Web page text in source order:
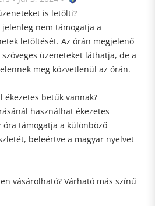
is letölti?
jelenleg nem támogatja a
letöltését. Az órán megjelenő
üzeneteket láthatja, de a
meg közvetlenül az órán.
ékezetes betűk vannak?
használhat ékezetes
óra támogatja a különböző
beleértve a magyar nyelvet
vásárolható? Várható más színű